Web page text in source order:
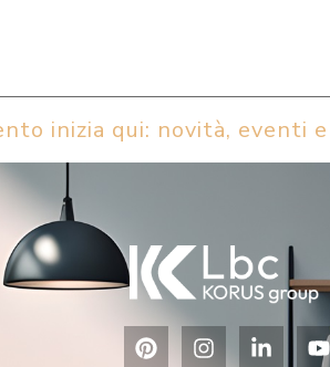
inizia qui: novità, eventi